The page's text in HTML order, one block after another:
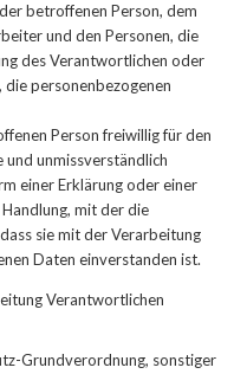
betroffenen Person, dem
und den Personen, die
des Verantwortlichen oder
personenbezogenen
Person freiwillig für den
unmissverständlich
einer Erklärung oder einer
mit der die
sie mit der Verarbeitung
Daten einverstanden ist.
Verantwortlichen
Grundverordnung, sonstiger